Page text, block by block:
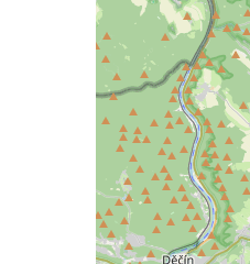
Kříž U Pěti lip
od Mikulášovic
Kříž na rozcestí
Mikulášovicích
Wäberův kříž v
Mikulášovicích
Kříž na louce v
Posteltův kříž